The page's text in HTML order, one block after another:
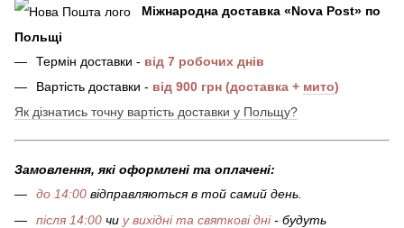
Міжнародна доставка «Nova Post» по
Польщі
Термін доставки - від 7 робочих днів
Вартість доставки - від 900 грн (доставка + мито)
Як дізнатись точну вартість доставки у Польщу?
Замовлення, які оформлені та оплачені:
до 14:00 відправляються в той самий день.
після 14:00 чи у вихідні та святкові дні- будуть